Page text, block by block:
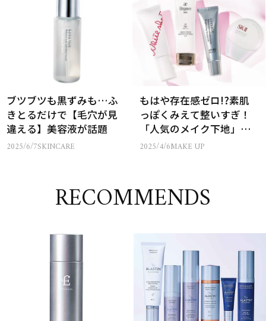
ブツブツも黒ずみも…ふ
きとるだけで【毛穴が見
違える】美容液が話題
2025/6/7SKINCARE
もはや存在感ゼロ!?素肌
っぽくみえて整いすぎ！
「人気のメイク下地」４
選
2025/4/6MAKE UP
RECOMMENDS